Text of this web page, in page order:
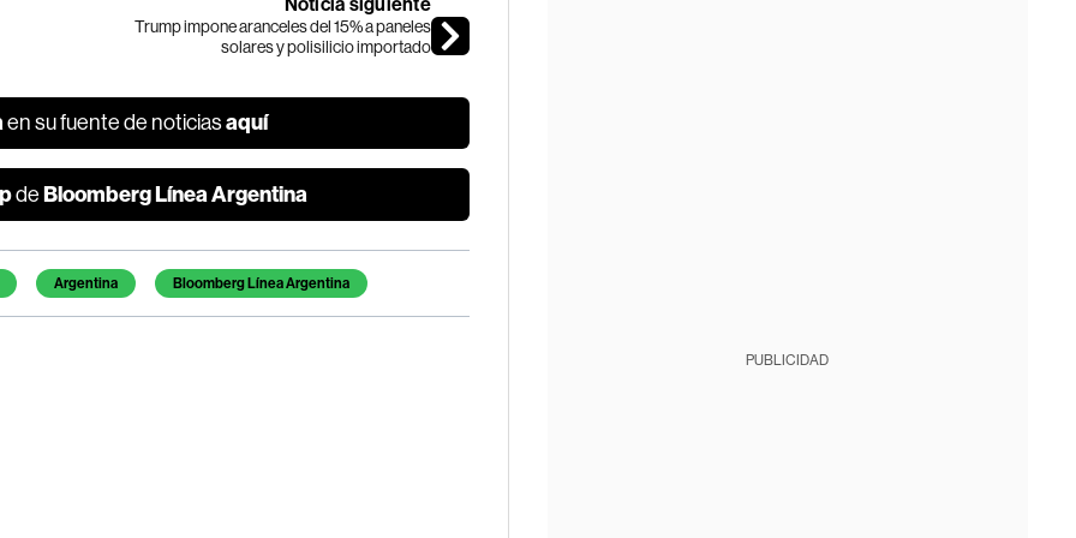
Trump impone aranceles del 15% a paneles
solares y polisilicio importado
en su fuente de noticiasaquí
de Bloomberg Línea Argentina
Argentina Bloomberg Línea Argentina
PUBLICIDAD